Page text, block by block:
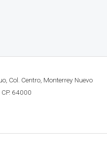
Col. Centro, Monterrey Nuevo
64000